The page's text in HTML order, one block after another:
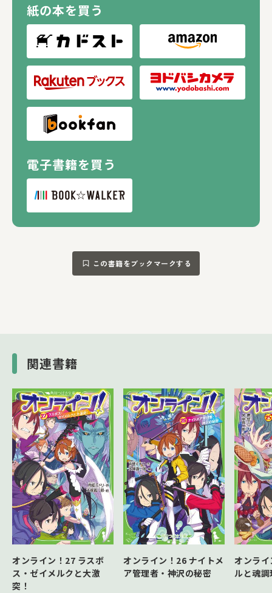
紙の本を買う
電子書籍を買う
この書籍をブックマークする
関連書籍
オンライン！27 ラスボ
ス・ゼイメルクと大激
突！
オンライン！26 ナイトメ
ア管理者・神沢の秘密
オンラ
ルと魂